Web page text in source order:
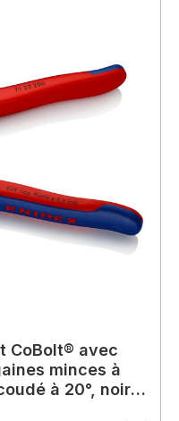
CoBolt® avec
minces à
à 20°, noir